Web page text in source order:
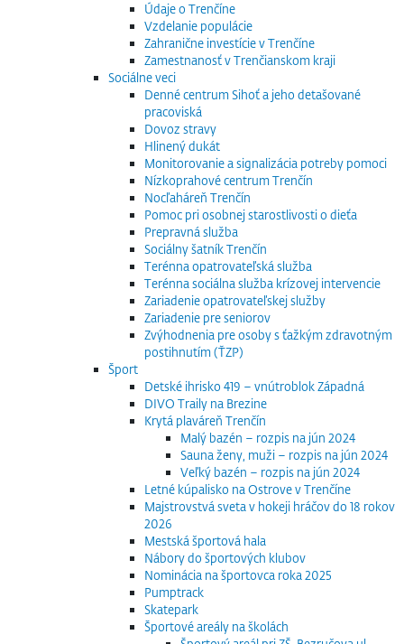
Údaje o Trenčíne
Vzdelanie populácie
Zahranične investície v Trenčíne
Zamestnanosť v Trenčianskom kraji
Sociálne veci
Denné centrum Sihoť a jeho detašované
pracoviská
Dovoz stravy
Hlinený dukát
Monitorovanie a signalizácia potreby pomoci
Nízkoprahové centrum Trenčín
Nocľaháreň Trenčín
Pomoc pri osobnej starostlivosti o dieťa
Prepravná služba
Sociálny šatník Trenčín
Terénna opatrovateľská služba
Terénna sociálna služba krízovej intervencie
Zariadenie opatrovateľskej služby
Zariadenie pre seniorov
Zvýhodnenia pre osoby s ťažkým zdravotným
postihnutím (ŤZP)
Šport
Detské ihrisko 419 – vnútroblok Západná
DIVO Traily na Brezine
Krytá plaváreň Trenčín
Malý bazén – rozpis na jún 2024
Sauna ženy, muži – rozpis na jún 2024
Veľký bazén – rozpis na jún 2024
Letné kúpalisko na Ostrove v Trenčíne
Majstrovstvá sveta v hokeji hráčov do 18 rokov
2026
Mestská športová hala
Nábory do športových klubov
Nominácia na športovca roka 2025
Pumptrack
Skatepark
Športové areály na školách